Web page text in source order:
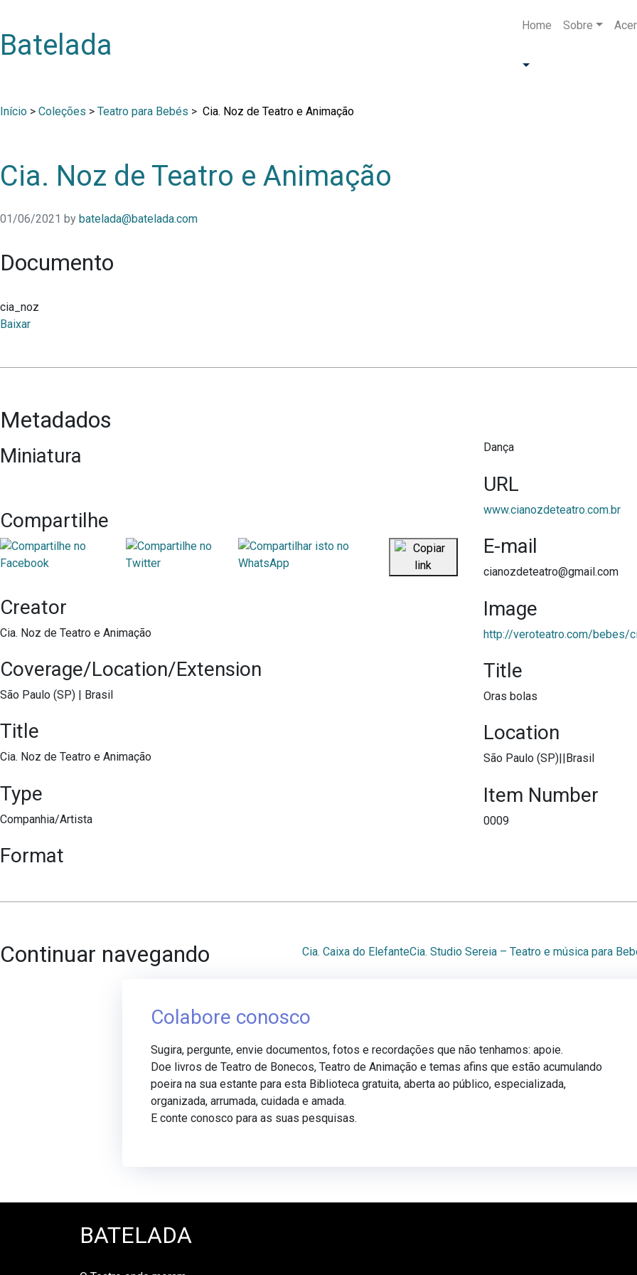
Batelada
Home Sobre
Início > Coleções > Teatro para Bebés > Cia. Noz de Teatro e Animação
Cia. Noz de Teatro e Animação
01/06/2021 by batelada@batelada.com
Documento
cia_noz
Baixar
Metadados
Miniatura
Compartilhe
Creator
Cia. Noz de Teatro e Animação
Coverage/Location/Extension
São Paulo (SP) | Brasil
Title
Cia. Noz de Teatro e Animação
Type
Companhia/Artista
Format
Dança
URL
www.cianozdeteatro.com.br
E-mail
cianozdeteatro@gmail.com
Image
http://veroteatro.com/bebes/
Title
Oras bolas
Location
São Paulo (SP)||Brasil
Item Number
0009
Continuar navegando Cia. Caixa do ElefanteCia. Studio Sereia – Teatro e música para
Colabore conosco
Sugira, pergunte, envie documentos, fotos e recordações que não tenhamos: apoie.
Doe livros de Teatro de Bonecos, Teatro de Animação e temas afins que estão acumulando
poeira na sua estante para esta Biblioteca gratuita, aberta ao público, especializada,
organizada, arrumada, cuidada e amada.
E conte conosco para as suas pesquisas.
BATELADA